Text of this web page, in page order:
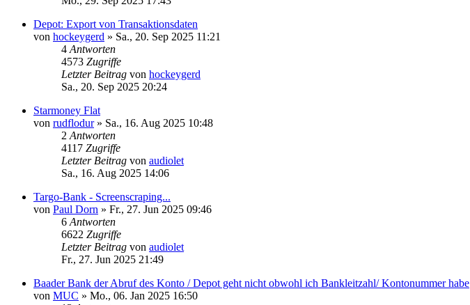
Depot: Export von Transaktionsdaten
von hockeygerd » Sa., 20. Sep 2025 11:21
4 Antworten
4573 Zugriffe
Letzter Beitrag von hockeygerd
Sa., 20. Sep 2025 20:24
Starmoney Flat
von rudflodur» Sa., 16. Aug 2025 10:48
2 Antworten
4117 Zugriffe
Letzter Beitrag von audiolet
Sa., 16. Aug 2025 14:06
Targo-Bank - Screenscraping...
von Paul Dorn » Fr., 27. Jun 2025 09:46
6 Antworten
6622 Zugriffe
Letzter Beitrag von audiolet
Fr., 27. Jun 2025 21:49
Baader Bank der Abruf des Konto / Depot geht nicht obwohl ich Bankleitzahl/ Kontonummer habe
von MUC » Mo., 06. Jan 2025 16:50